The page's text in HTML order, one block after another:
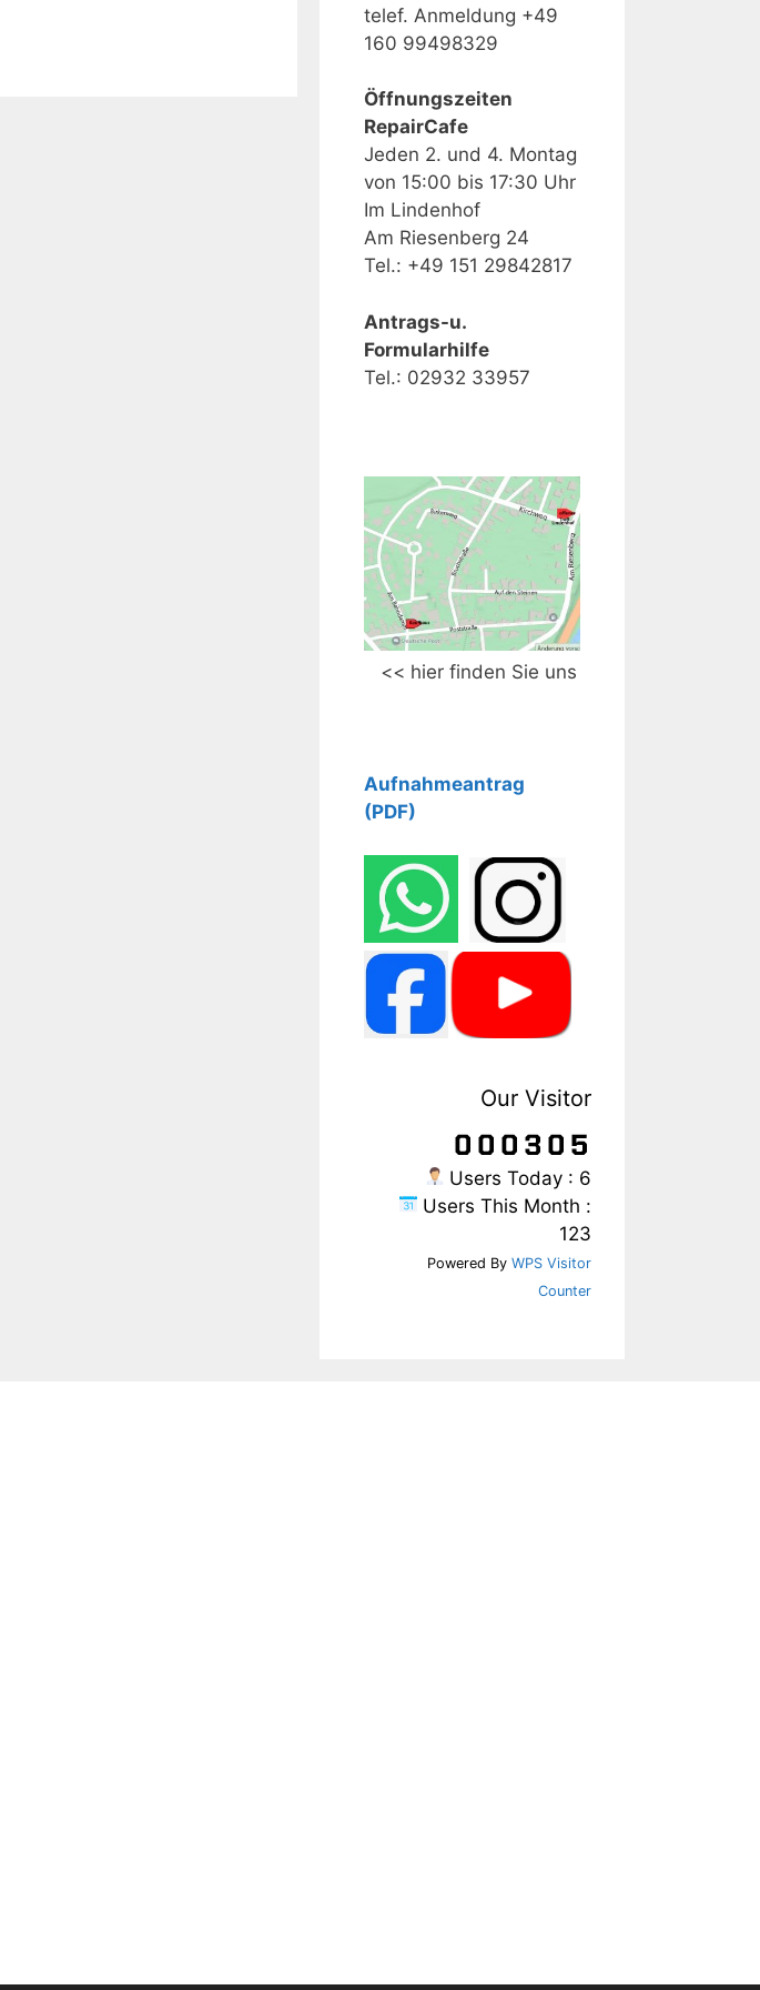
telef. Anmeldung +49
160 99498329
Öffnungszeiten
RepairCafe
Jeden 2. und 4. Montag
von 15:00 bis 17:30 Uhr
Im Lindenhof
Am Riesenberg 24
Tel.: +49 151 29842817
Antrags-u.
Formularhilfe
Tel.: 02932 33957
<< hier finden Sie uns
Aufnahmeantrag
(PDF)
Our Visitor
Users Today : 6
Users This Month :
123
Powered By WPS Visitor
Counter